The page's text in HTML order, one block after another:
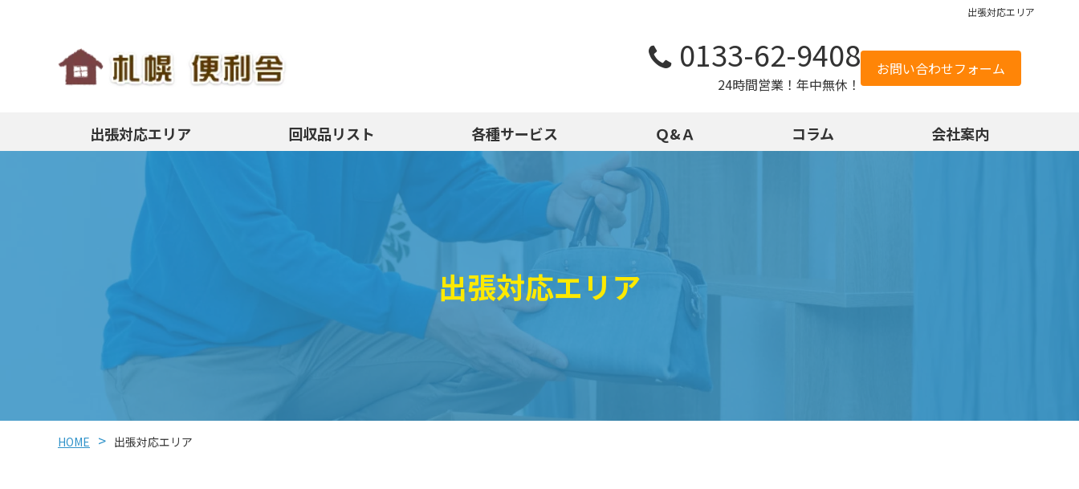
出張対応エリア
0133-62-9408
24時間営業！年中無休！
お問い合わせフォーム
出張対応エリア 回収品リスト 各種サービス Ｑ&Ａ コラム 会社案内
出張対応エリア
HOME 出張対応エリア